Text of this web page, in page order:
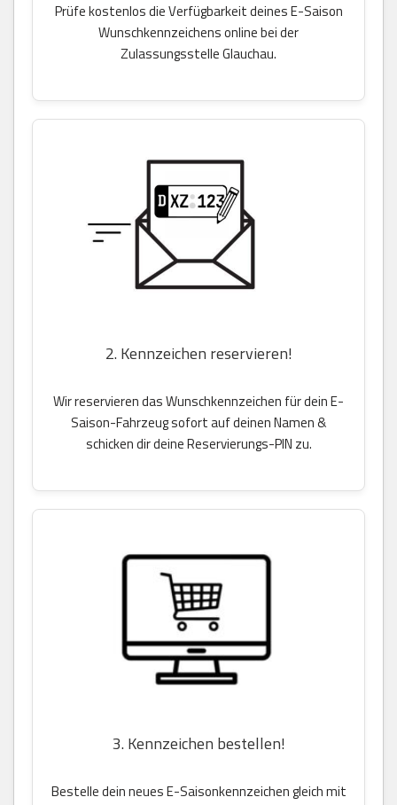
Prüfe kostenlos die Verfügbarkeit deines E-Saison
Wunschkennzeichens online bei der
Zulassungsstelle Glauchau.
2. Kennzeichen reservieren!
Wir reservieren das Wunschkennzeichen für dein E-
Saison-Fahrzeug sofort auf deinen Namen &
schicken dir deine Reservierungs-PIN zu.
3. Kennzeichen bestellen!
Bestelle dein neues E-Saisonkennzeichen gleich mit